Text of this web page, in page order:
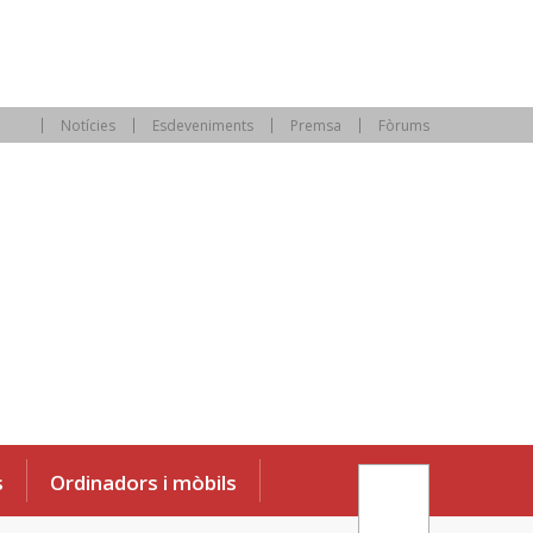
Notícies Esdeveniments Premsa Fòrums
Ordinadors i mòbils